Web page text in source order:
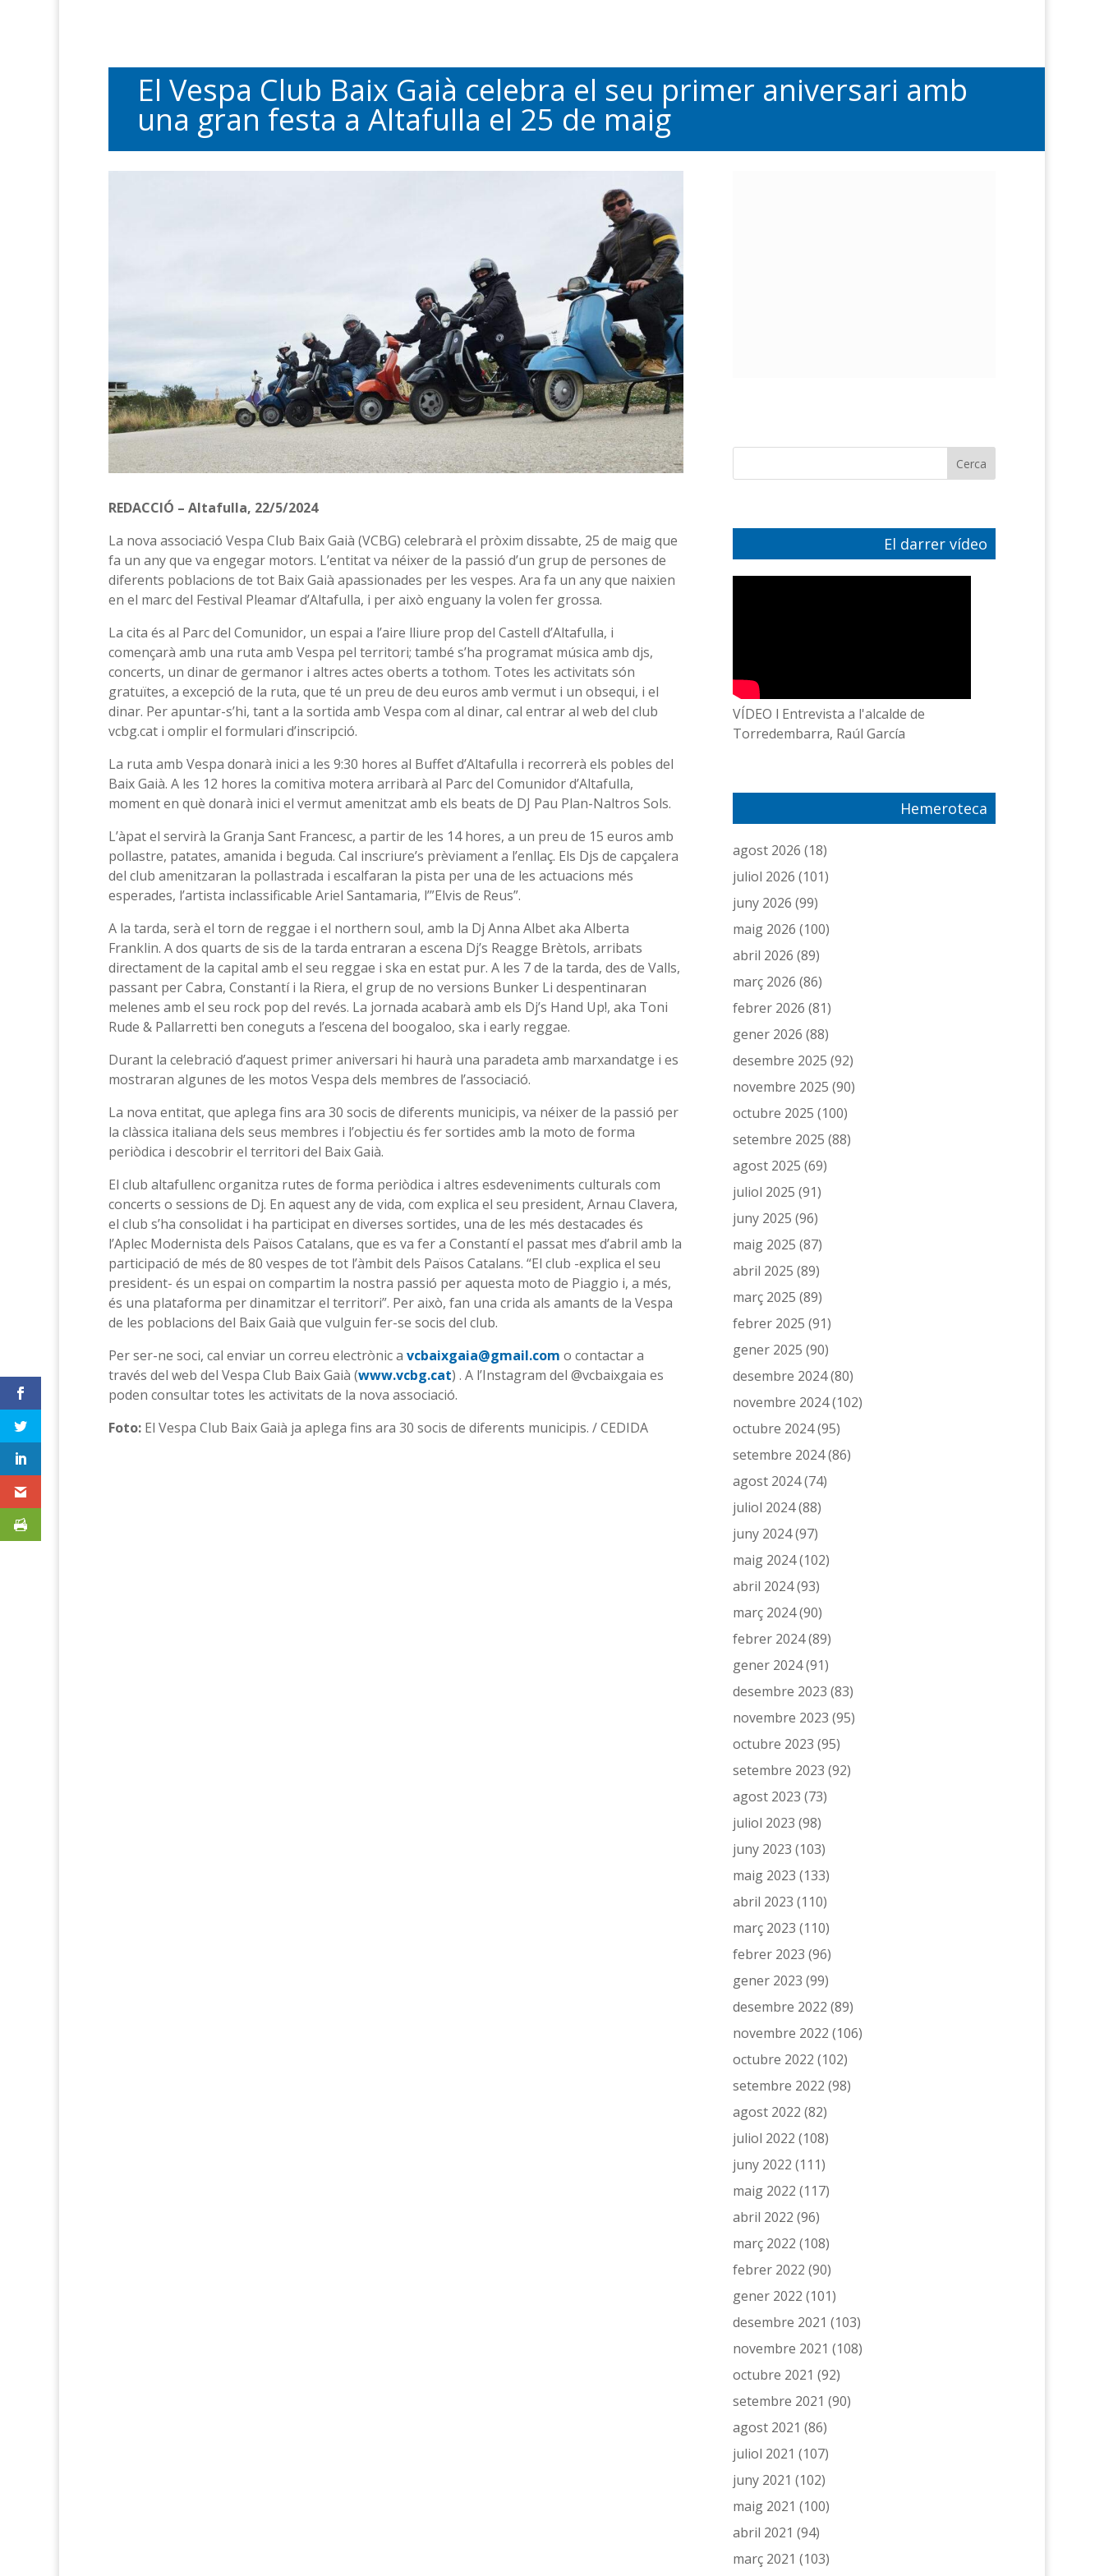
El Vespa Club Baix Gaià celebra el seu primer aniversari amb
una gran festa a Altafulla el 25 de maig
REDACCIÓ – Altafulla, 22/5/2024
La nova associació Vespa Club Baix Gaià (VCBG) celebrarà el pròxim dissabte, 25 de maig que
fa un any que va engegar motors. L’entitat va néixer de la passió d’un grup de persones de
diferents poblacions de tot Baix Gaià apassionades per les vespes. Ara fa un any que naixien
en el marc del Festival Pleamar d’Altafulla, i per això enguany la volen fer grossa.
La cita és al Parc del Comunidor, un espai a l’aire lliure prop del Castell d’Altafulla, i
començarà amb una ruta amb Vespa pel territori; també s’ha programat música amb djs,
concerts, un dinar de germanor i altres actes oberts a tothom. Totes les activitats són
gratuïtes, a excepció de la ruta, que té un preu de deu euros amb vermut i un obsequi, i el
dinar. Per apuntar-s’hi, tant a la sortida amb Vespa com al dinar, cal entrar al web del club
vcbg.cat i omplir el formulari d’inscripció.
La ruta amb Vespa donarà inici a les 9:30 hores al Buffet d’Altafulla i recorrerà els pobles del
Baix Gaià. A les 12 hores la comitiva motera arribarà al Parc del Comunidor d’Altafulla,
moment en què donarà inici el vermut amenitzat amb els beats de DJ Pau Plan-Naltros Sols.
L’àpat el servirà la Granja Sant Francesc, a partir de les 14 hores, a un preu de 15 euros amb
pollastre, patates, amanida i beguda. Cal inscriure’s prèviament a l’enllaç. Els Djs de capçalera
del club amenitzaran la pollastrada i escalfaran la pista per una de les actuacions més
esperades, l’artista inclassificable Ariel Santamaria, l’”Elvis de Reus”.
A la tarda, serà el torn de reggae i el northern soul, amb la Dj Anna Albet aka Alberta
Franklin. A dos quarts de sis de la tarda entraran a escena Dj’s Reagge Brètols, arribats
directament de la capital amb el seu reggae i ska en estat pur. A les 7 de la tarda, des de Valls,
passant per Cabra, Constantí i la Riera, el grup de no versions Bunker Li despentinaran
melenes amb el seu rock pop del revés. La jornada acabarà amb els Dj’s Hand Up!, aka Toni
Rude & Pallarretti ben coneguts a l’escena del boogaloo, ska i early reggae.
Durant la celebració d’aquest primer aniversari hi haurà una paradeta amb marxandatge i es
mostraran algunes de les motos Vespa dels membres de l’associació.
La nova entitat, que aplega fins ara 30 socis de diferents municipis, va néixer de la passió per
la clàssica italiana dels seus membres i l’objectiu és fer sortides amb la moto de forma
periòdica i descobrir el territori del Baix Gaià.
El club altafullenc organitza rutes de forma periòdica i altres esdeveniments culturals com
concerts o sessions de Dj. En aquest any de vida, com explica el seu president, Arnau Clavera,
el club s’ha consolidat i ha participat en diverses sortides, una de les més destacades és
l’Aplec Modernista dels Països Catalans, que es va fer a Constantí el passat mes d’abril amb la
participació de més de 80 vespes de tot l’àmbit dels Països Catalans. “El club -explica el seu
president- és un espai on compartim la nostra passió per aquesta moto de Piaggio i, a més,
és una plataforma per dinamitzar el territori”. Per això, fan una crida als amants de la Vespa
de les poblacions del Baix Gaià que vulguin fer-se socis del club.
Per ser-ne soci, cal enviar un correu electrònic a vcbaixgaia@gmail.com o contactar a
través del web del Vespa Club Baix Gaià (www.vcbg.cat) . A l’Instagram del @vcbaixgaia es
poden consultar totes les activitats de la nova associació.
Foto: El Vespa Club Baix Gaià ja aplega fins ara 30 socis de diferents municipis. / CEDIDA
El darrer vídeo
VÍDEO l Entrevista a l'alcalde de
Torredembarra, Raúl García
Hemeroteca
agost 2026 (18)
juliol 2026 (101)
juny 2026 (99)
maig 2026 (100)
abril 2026 (89)
març 2026 (86)
febrer 2026 (81)
gener 2026 (88)
desembre 2025 (92)
novembre 2025 (90)
octubre 2025 (100)
setembre 2025 (88)
agost 2025 (69)
juliol 2025 (91)
juny 2025 (96)
maig 2025 (87)
abril 2025 (89)
març 2025 (89)
febrer 2025 (91)
gener 2025 (90)
desembre 2024(80)
novembre 2024(102)
octubre 2024(95)
setembre 2024(86)
agost 2024(74)
juliol 2024(88)
juny 2024(97)
maig 2024(102)
abril 2024(93)
març 2024(90)
febrer 2024(89)
gener 2024(91)
desembre 2023 (83)
novembre 2023 (95)
octubre 2023 (95)
setembre 2023 (92)
agost 2023 (73)
juliol 2023 (98)
juny 2023 (103)
maig 2023 (133)
abril 2023 (110)
març 2023 (110)
febrer 2023 (96)
gener 2023 (99)
desembre 2022 (89)
novembre 2022 (106)
octubre 2022 (102)
setembre 2022 (98)
agost 2022 (82)
juliol 2022 (108)
juny 2022 (111)
maig 2022 (117)
abril 2022 (96)
març 2022 (108)
febrer 2022 (90)
gener 2022 (101)
desembre 2021 (103)
novembre 2021 (108)
octubre 2021 (92)
setembre 2021 (90)
agost 2021 (86)
juliol 2021 (107)
juny 2021 (102)
maig 2021 (100)
abril 2021 (94)
març 2021 (103)